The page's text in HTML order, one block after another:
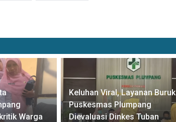
Warga
Keluhan Viral, Layanan Buruk
Puskesmas Plumpang
Dievaluasi Dinkes Tuban